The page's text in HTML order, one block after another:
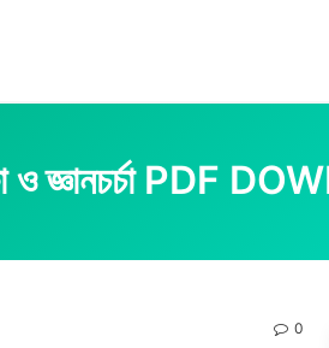
ও জ্ঞানচর্চা PDF
0